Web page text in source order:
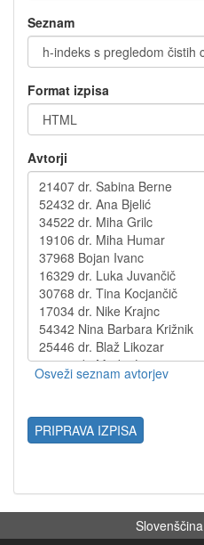
Seznam
Format izpisa
Avtorji
PRIPRAVA IZPISA
Slovenščina